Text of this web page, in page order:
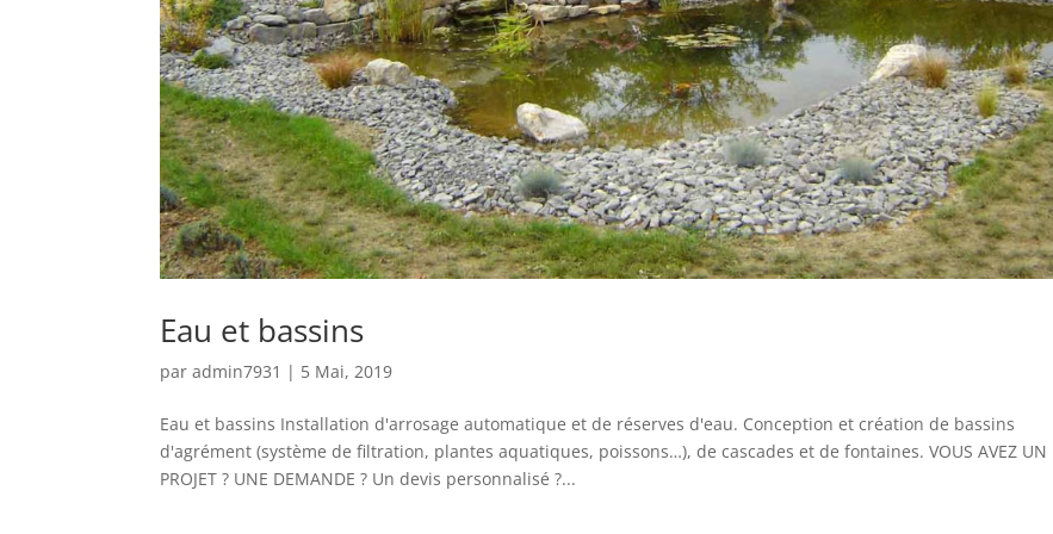
Eau et bassins
paradmin7931 | 5 Mai, 2019
Eau et bassins Installation d'arrosage automatique et de réserves d'eau. Conception et création de bassins
d'agrément (système de filtration, plantes aquatiques, poissons…), de cascades et de fontaines. VOUS AVEZ UN
PROJET ? UNE DEMANDE ? Un devis personnalisé ?...